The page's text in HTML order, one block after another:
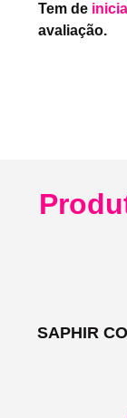
Tem de
avaliação.
SAPHIR